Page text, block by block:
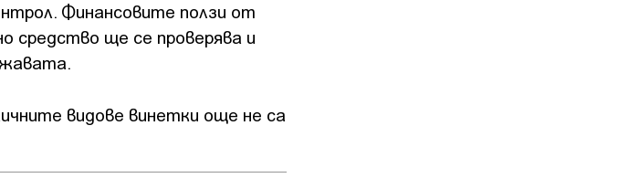
Финансовите ползи от
средство ще се проверява и
видове винетки още не са